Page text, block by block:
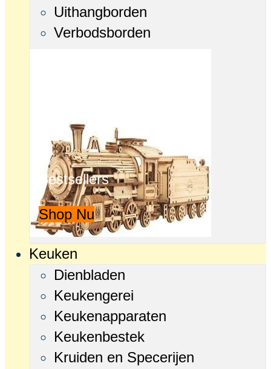
Uithangborden
Verbodsborden
Bestsellers
Shop Nu
Keuken
Dienbladen
Keukengerei
Keukenapparaten
Keukenbestek
Kruiden en Specerijen